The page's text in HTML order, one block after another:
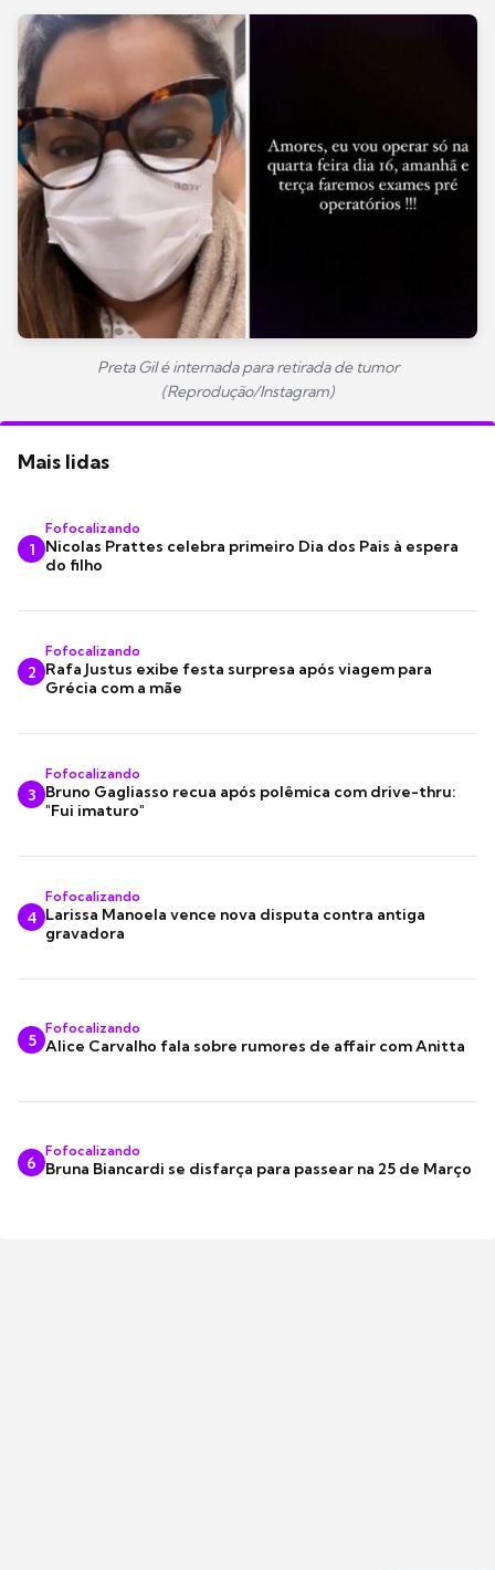
Preta Gil é internada para retirada de tumor
(Reprodução/Instagram)
Mais lidas
1
Fofocalizando
Nicolas Prattes celebra primeiro Dia dos Pais à espera
do filho
2
Fofocalizando
Rafa Justus exibe festa surpresa após viagem para
Grécia com a mãe
3
Fofocalizando
Bruno Gagliasso recua após polêmica com drive-thru:
"Fui imaturo"
4
Fofocalizando
Larissa Manoela vence nova disputa contra antiga
gravadora
5
Fofocalizando
Alice Carvalho fala sobre rumores de affair com Anitta
6
Fofocalizando
Bruna Biancardi se disfarça para passear na 25 de Março